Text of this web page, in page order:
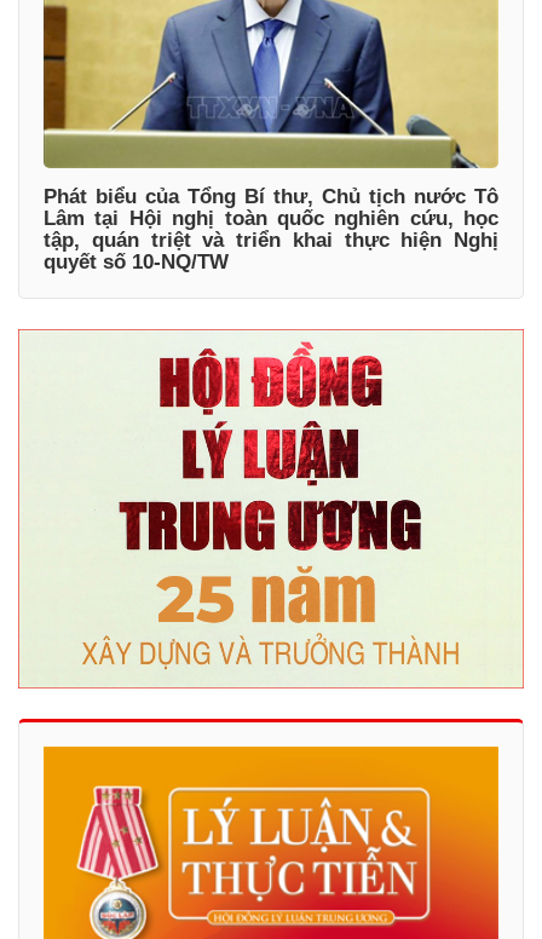
Phát biểu của Tổng Bí thư, Chủ tịch nước Tô
Lâm tại Hội nghị toàn quốc nghiên cứu, học
tập, quán triệt và triển khai thực hiện Nghị
quyết số 10-NQ/TW